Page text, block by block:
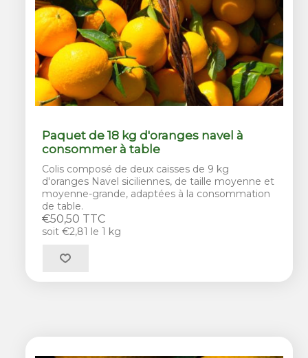
Paquet de 18 kg d'oranges navel à
consommer à table
Colis composé de deux caisses de 9 kg
d'oranges Navel siciliennes, de taille moyenne et
moyenne-grande, adaptées à la consommation
de table.
€50,50 TTC
soit €2,81 le 1 kg